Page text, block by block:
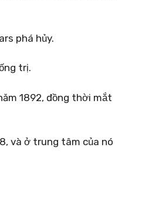
phá hủy.
trị.
1892, đồng thời mắt
và ở trung tâm của nó